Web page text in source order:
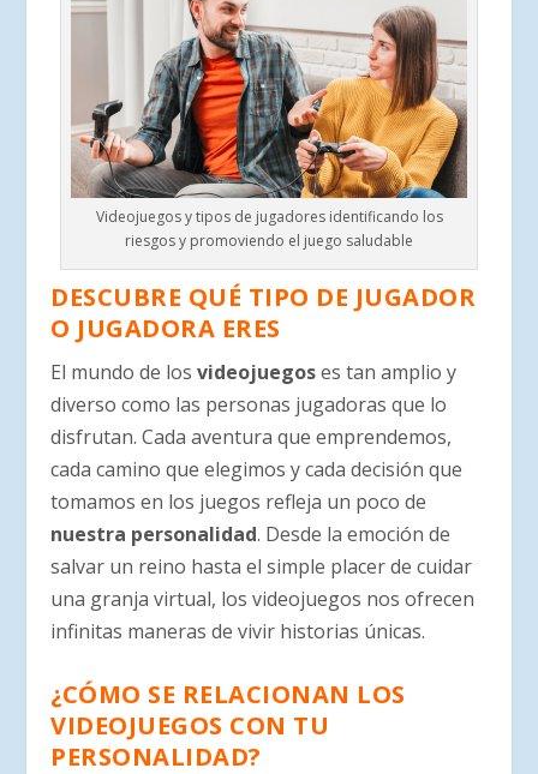
Videojuegos y tipos de jugadores identificando los
riesgos y promoviendo el juego saludable
DESCUBRE QUÉ TIPO DE JUGADOR
O JUGADORA ERES
El mundo de losvideojuegoses tan amplio y
diverso como las personas jugadoras que lo
disfrutan. Cada aventura que emprendemos,
cada camino que elegimos y cada decisión que
tomamos en los juegos refleja un poco de
nuestra personalidad. Desde la emoción de
salvar un reino hasta el simple placer de cuidar
una granja virtual, los videojuegos nos ofrecen
infinitas maneras de vivir historias únicas.
¿CÓMO SE RELACIONAN LOS
VIDEOJUEGOS CON TU
PERSONALIDAD?